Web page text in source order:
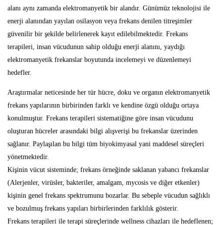
alanı aynı zamanda elektromanyetik bir alandır. Günümüz teknolojisi ile
enerji alanından yayılan osilasyon veya frekans denilen titreşimler
güvenilir bir şekilde belirlenerek kayıt edilebilmektedir. Frekans
terapileri, insan vücudunun sahip olduğu enerji alanını, yaydığı
elektromanyetik frekanslar boyutunda incelemeyi ve düzenlemeyi
hedefler.
Araştırmalar neticesinde her tür hücre, doku ve organın elektromanyetik
frekans yapılarının birbirinden farklı ve kendine özgü olduğu ortaya
konulmuştur. Frekans terapileri sistematiğine göre insan vücudunu
oluşturan hücreler arasındaki bilgi alışverişi bu frekanslar üzerinden
sağlanır. Paylaşılan bu bilgi tüm biyokimyasal yani maddesel süreçleri
yönetmektedir.
Kişinin vücut sisteminde; frekans örneğinde saklanan yabancı frekanslar
(Alerjenler, virüsler, bakteriler, amalgam, mycosis ve diğer etkenler)
kişinin genel frekans spektrumunu bozarlar. Bu sebeple vücudun sağlıklı
ve bozulmuş frekans yapıları birbirlerinden farklılık gösterir.
Frekans terapileri ile terapi süreçlerinde wellness cihazları ile hedeflenen;